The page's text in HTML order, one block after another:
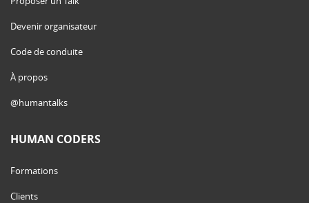
Devenir organisateur
Code de conduite
À propos
@humantalks
HUMAN CODERS
Formations
Clients